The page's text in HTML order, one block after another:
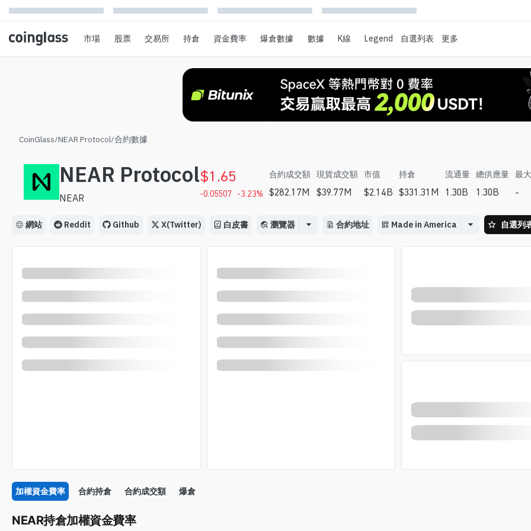
市場 股票 交易所 持倉 資金費率 爆倉數據 數據 K線 Legend 自選列表 更多
CoinGlass/NEAR Protocol/合約數據
NEAR Protocol
NEAR
$1.65
-0.05507 -3.23%
合約成交額
$282.17M
現貨成交額
$39.77M
市值
$2.14B
持倉
$331.31M
流通量
1.30B
總供應量
1.30B
最
-
網站 Reddit Github X(Twitter) 白皮書 瀏覽器 合約地址 Made in America 自選列
加權資金費率 合約持倉 合約成交額 爆倉
NEAR持倉加權資金費率